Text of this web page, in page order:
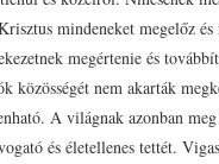
mindeneket megelőz
megértenie és
nem akarták
A világnak azonban
és életellenes tettét.